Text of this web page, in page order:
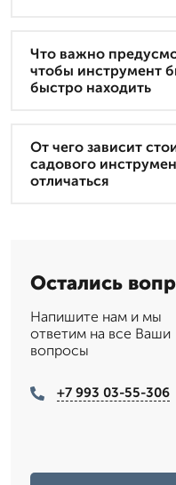
Что важно
чтобы инструмент
быстро находить
От чего зависит
садового
отличаться
Остались
Напишите нам и мы
ответим на все Ваши
вопросы
+7 993 03-55-306